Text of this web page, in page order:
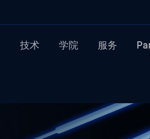
技术 学院 服务